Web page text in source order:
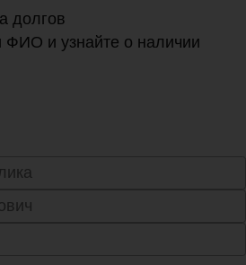
долгов
ФИО и узнайте о наличии